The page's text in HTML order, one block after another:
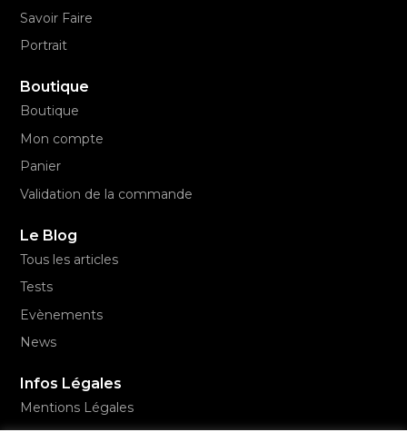
Savoir Faire
Portrait
Boutique
Boutique
Mon compte
Panier
Validation de la commande
Le Blog
Tous les articles
Tests
Evènements
News
Infos Légales
Mentions Légales